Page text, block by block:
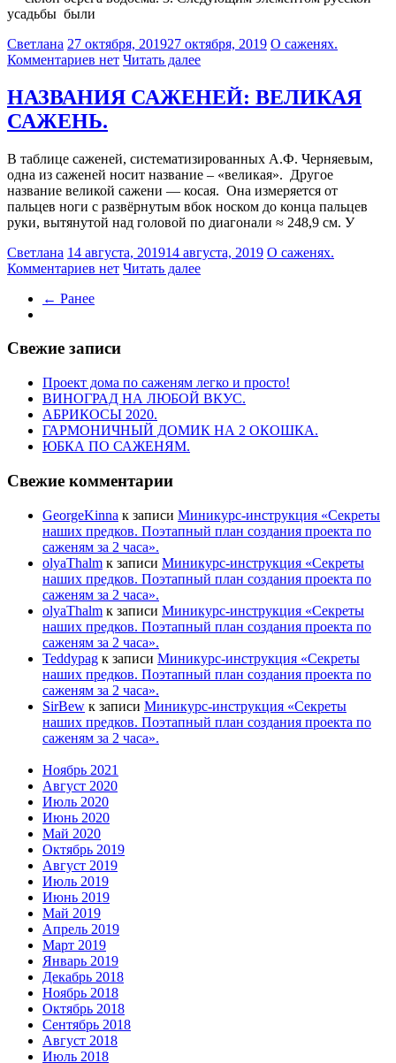
усадьбы были
Светлана 27 октября, 201927 октября, 2019 О саженях.
Комментариев нет Читать далее
НАЗВАНИЯ САЖЕНЕЙ: ВЕЛИКАЯ
САЖЕНЬ.
В таблице саженей, систематизированных А.Ф. Черняевым,
одна из саженей носит название – «великая». Другое
название великой сажени — косая. Она измеряется от
пальцев ноги с развёрнутым вбок носком до конца пальцев
руки, вытянутой над головой по диагонали ≈ 248,9 см. У
Светлана 14 августа, 201914 августа, 2019 О саженях.
Комментариев нет Читать далее
← Ранее
Свежие записи
Проект дома по саженям легко и просто!
ВИНОГРАД НА ЛЮБОЙ ВКУС.
АБРИКОСЫ 2020.
ГАРМОНИЧНЫЙ ДОМИК НА 2 ОКОШКА.
ЮБКА ПО САЖЕНЯМ.
Свежие комментарии
GeorgeKinna к записи Миникурс-инструкция «Секреты
наших предков. Поэтапный план создания проекта по
саженям за 2 часа».
olyaThalm к записи Миникурс-инструкция «Секреты
наших предков. Поэтапный план создания проекта по
саженям за 2 часа».
olyaThalm к записи Миникурс-инструкция «Секреты
наших предков. Поэтапный план создания проекта по
саженям за 2 часа».
Teddypag к записи Миникурс-инструкция «Секреты
наших предков. Поэтапный план создания проекта по
саженям за 2 часа».
SirBew к записи Миникурс-инструкция «Секреты
наших предков. Поэтапный план создания проекта по
саженям за 2 часа».
Ноябрь 2021
Август 2020
Июль 2020
Июнь 2020
Май 2020
Октябрь 2019
Август 2019
Июль 2019
Июнь 2019
Май 2019
Апрель 2019
Март 2019
Январь 2019
Декабрь 2018
Ноябрь 2018
Октябрь 2018
Сентябрь 2018
Август 2018
Июль 2018